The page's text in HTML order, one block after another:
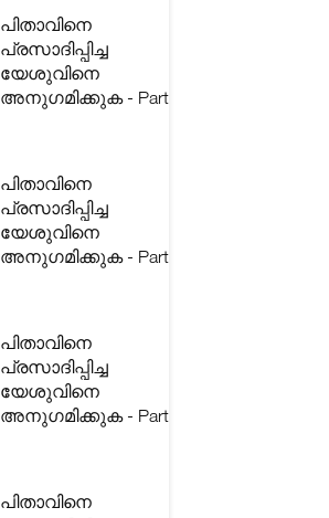
പിതാവിനെ
പ്രസാദിപ്പിച്ച
യേശുവിനെ
അനുഗമിക്കുക - Part
പിതാവിനെ
പ്രസാദിപ്പിച്ച
യേശുവിനെ
അനുഗമിക്കുക - Part
പിതാവിനെ
പ്രസാദിപ്പിച്ച
യേശുവിനെ
അനുഗമിക്കുക - Part
പിതാവിനെ